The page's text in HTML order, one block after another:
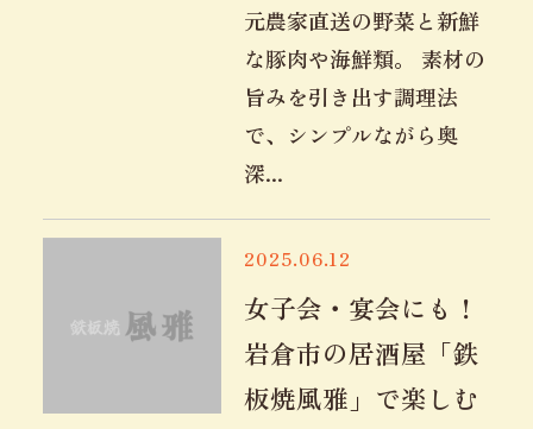
元農家直送の野菜と新鮮
な豚肉や海鮮類。 素材の
旨みを引き出す調理法
で、シンプルながら奥
深...
2025.06.12
女子会・宴会にも！
岩倉市の居酒屋「鉄
板焼風雅」で楽しむ